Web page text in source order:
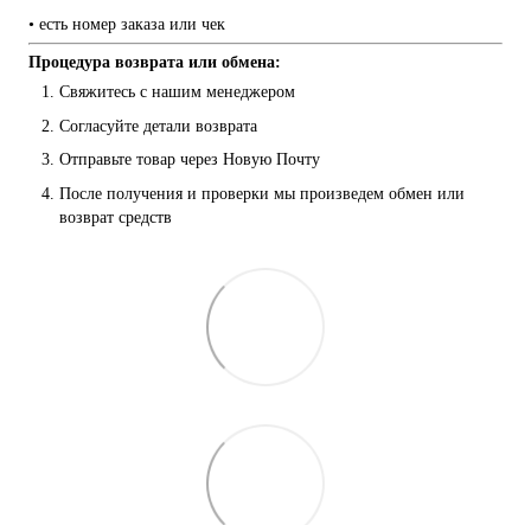
• есть номер заказа или чек
Процедура возврата или обмена:
Свяжитесь с нашим менеджером
Согласуйте детали возврата
Отправьте товар через Новую Почту
После получения и проверки мы произведем обмен или
возврат средств